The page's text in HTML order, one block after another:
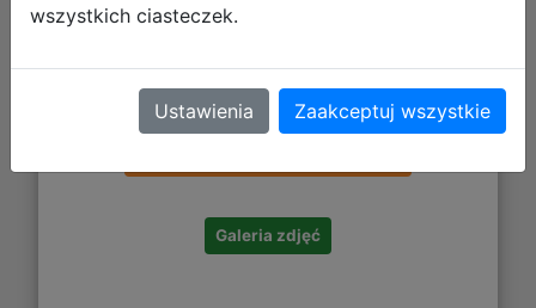
73,98 zł
Galeria zdjęć
wszystkich ciasteczek.
Ustawienia Zaakceptuj wszystkie